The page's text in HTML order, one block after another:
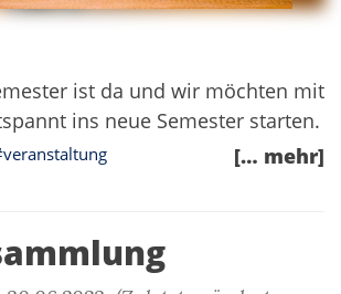
ist da und wir möchten mit
ins neue Semester starten.
[… mehr]
veranstaltung